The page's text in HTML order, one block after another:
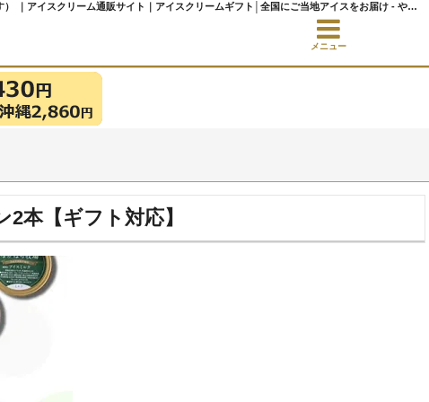
本【ギフト対応】
全国のご当地牧場バニラ・ミルクアイス食べ比べセット（6個）＋アイス専用スプーン2本【ギフト対応】 ｜ ※セット【初めての方へ】食べ比べセット（3種・6種から選べます） ｜アイスクリーム通販サイト｜アイスクリームギフト│全国にご当地アイスをお届け - やまざと.com
メニュー